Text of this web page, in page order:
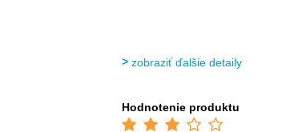
zobraziť ďalšie detaily
Hodnotenie produktu